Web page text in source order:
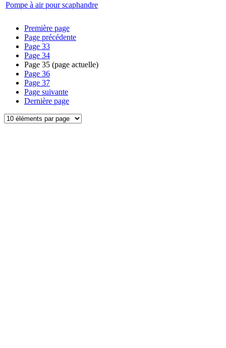
Pompe à air pour scaphandre
Première page
Page précédente
Page 33
Page 34
Page 35 (page actuelle)
Page 36
Page 37
Page suivante
Dernière page